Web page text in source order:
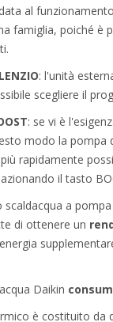
al
famiglia, poiché è
: l'unità
scegliere il
: se vi è
modo la
rapidamente
il tasto
scaldacqua a
di ottenere un
Daikin
è costituito